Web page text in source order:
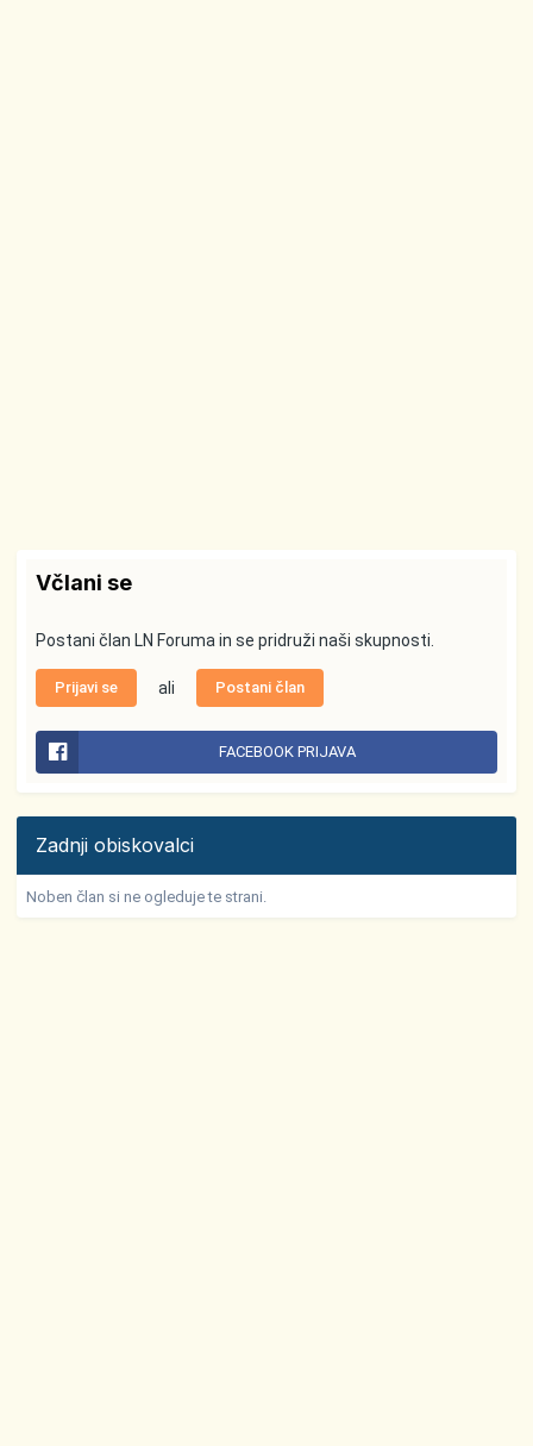
Včlani se
Postani član LN Foruma in se pridruži naši skupnosti.
Prijavi se ali Postani član
FACEBOOK PRIJAVA
Zadnji obiskovalci
Noben član si ne ogleduje te strani.